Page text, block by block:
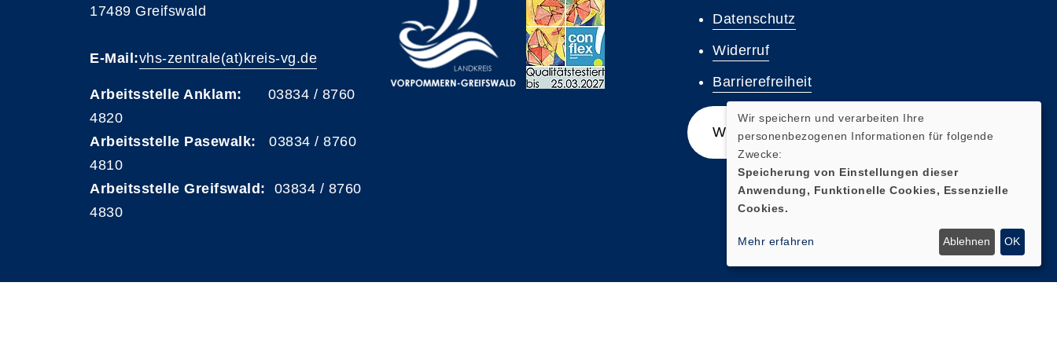
17489 Greifswald
E-Mail:vhs-zentrale(at)kreis-vg.de
Arbeitsstelle Anklam: 03834 / 8760
4820
Arbeitsstelle Pasewalk: 03834 / 8760
4810
Arbeitsstelle Greifswald: 03834 / 8760
4830
Datenschutz
Widerruf
Barrierefreiheit
Widerrufsformular
Wir speichern und verarbeiten Ihre
personenbezogenen Informationen für folgende
Zwecke:
Speicherung von Einstellungen dieser
Anwendung, Funktionelle Cookies, Essenzielle
Cookies.
Mehr erfahren Ablehnen OK